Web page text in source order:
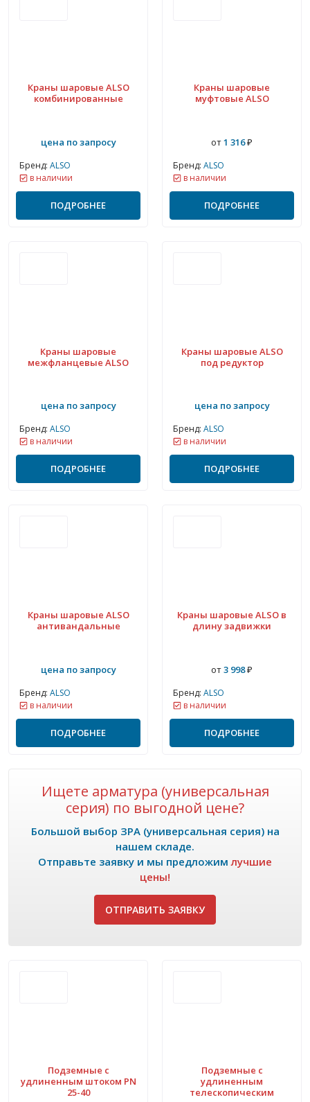
Краны шаровые ALSO
комбинированные
цена по запросу
Бренд: ALSO
в наличии
ПОДРОБНЕЕ
Краны шаровые
муфтовые ALSO
от1 316₽
Бренд: ALSO
в наличии
ПОДРОБНЕЕ
Краны шаровые
межфланцевые ALSO
цена по запросу
Бренд: ALSO
в наличии
ПОДРОБНЕЕ
Краны шаровые ALSO
под редуктор
цена по запросу
Бренд: ALSO
в наличии
ПОДРОБНЕЕ
Краны шаровые ALSO
антивандальные
цена по запросу
Бренд: ALSO
в наличии
ПОДРОБНЕЕ
Краны шаровые ALSO в
длину задвижки
от3 998₽
Бренд: ALSO
в наличии
ПОДРОБНЕЕ
Ищете арматура (универсальная
серия) по выгодной цене?
Большой выбор ЗРА (универсальная серия) на
нашем складе.
Отправьте заявку и мы предложимлучшие
цены!
ОТПРАВИТЬ ЗАЯВКУ
Подземные с
удлиненным штоком PN
25-40
Подземные с
удлиненным
телескопическим